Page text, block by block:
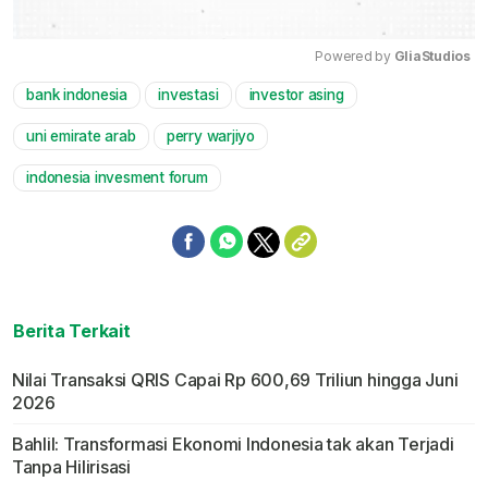
Powered by GliaStudios
bank indonesia investasi investor asing
uni emirate arab perry warjiyo
indonesia invesment forum
Berita Terkait
Nilai Transaksi QRIS Capai Rp 600,69 Triliun hingga Juni
2026
Bahlil: Transformasi Ekonomi Indonesia tak akan Terjadi
Tanpa Hilirisasi